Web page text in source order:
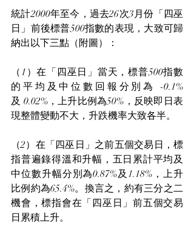
統計2000年至今，過去26次3月份「四巫
日」前後標普500指數的表現，大致可歸
納出以下三點（附圖）：
（1）在「四巫日」當天，標普500指數
的平均及中位數回報分別為 -0.1%
及 0.02%，上升比例為50%，反映即日表
現整體變動不大，升跌機率大致各半。
（2）在「四巫日」之前五個交易日，標
指普遍錄得溫和升幅，五日累計平均及
中位數升幅分別為0.87%及1.18%，上升
比例約為65.4%。換言之，約有三分之二
機會，標指會在「四巫日」前五個交易
日累積上升。